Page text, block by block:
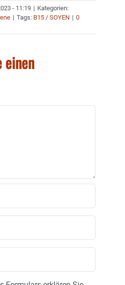
- 11:19 | Kategorien:
| Tags: B15 / SOYEN | 0
einen